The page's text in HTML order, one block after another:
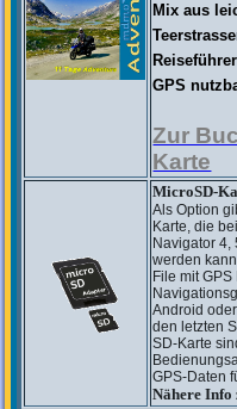
Mix aus
GPS
Zur
Karte
MicroSD-
Als Option
Karte, die
Navigator
werden
File mit
Android
den letzten
SD-Karte
GPS-Daten
Nähere Info